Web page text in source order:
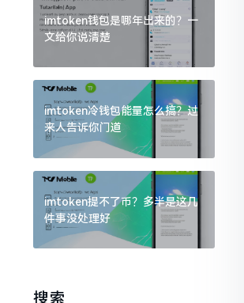
imtoken钱包是哪年出来的？一
文给你说清楚
imtoken冷钱包能量怎么搞？过
来人告诉你门道
imtoken提不了币？多半是这几
件事没处理好
搜索